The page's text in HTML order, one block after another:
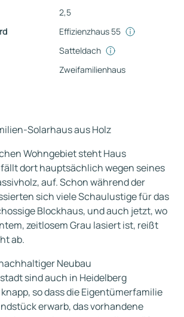
2,5
Effizienzhaus 55
Satteldach
Zweifamilienhaus
Solarhaus aus Holz
Wohngebiet steht Haus
fällt dort hauptsächlich wegen seines
auf. Schon während der
sich viele Schaulustige für das
Blockhaus, und auch jetzt, wo
zeitlosem Grau lasiert ist, reißt
ab.
Neubau
sind auch in Heidelberg
so dass die Eigentümerfamilie
erwarb, das vorhandene